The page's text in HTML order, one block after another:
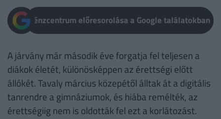
Pénzcentrum előresorolása a Google találatokban
A járvány már második éve forgatja fel teljesen a
diákok életét, különösképpen az érettségi előtt
állókét. Tavaly március közepétől álltak át a digitális
tanrendre a gimnáziumok, és hiába remélték, az
érettségiig nem is oldották fel ezt a korlátozást.